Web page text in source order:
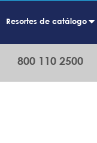
Resortes de catálogo
800 110 2500